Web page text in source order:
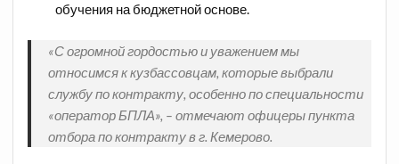
обучения на бюджетной основе.
«С огромной гордостью и уважением мы
относимся к кузбассовцам, которые выбрали
службу по контракту, особенно по специальности
«оператор БПЛА», – отмечают офицеры пункта
отбора по контракту в г. Кемерово.